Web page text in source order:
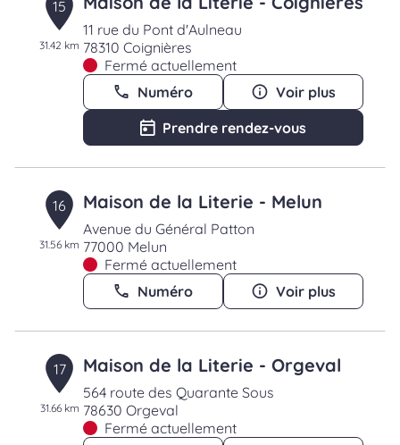
15
31.42 km
11 rue du Pont d'Aulneau
78310 Coignières
Fermé actuellement
Numéro
Voir plus
Prendre rendez-vous
16
31.56 km
Maison de la Literie - Melun
Avenue du Général Patton
77000 Melun
Fermé actuellement
Numéro
Voir plus
17
31.66 km
Maison de la Literie - Orgeval
564 route des Quarante Sous
78630 Orgeval
Fermé actuellement